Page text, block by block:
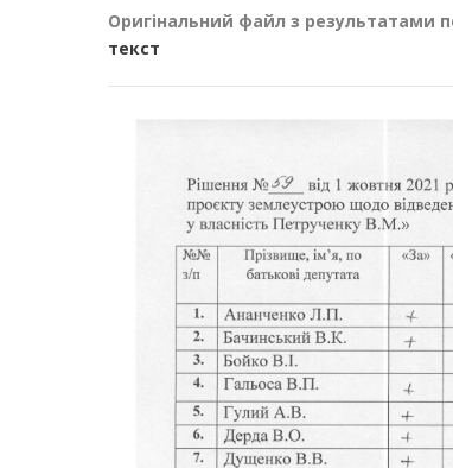
Оригінальний файл з результатами
текст